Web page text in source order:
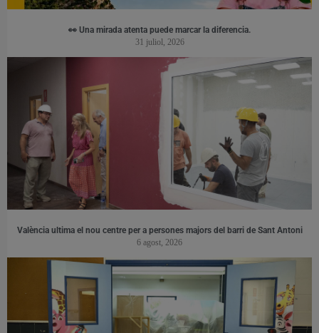
👀 Una mirada atenta puede marcar la diferencia.
31 juliol, 2026
València ultima el nou centre per a persones majors del barri de Sant Antoni
6 agost, 2026